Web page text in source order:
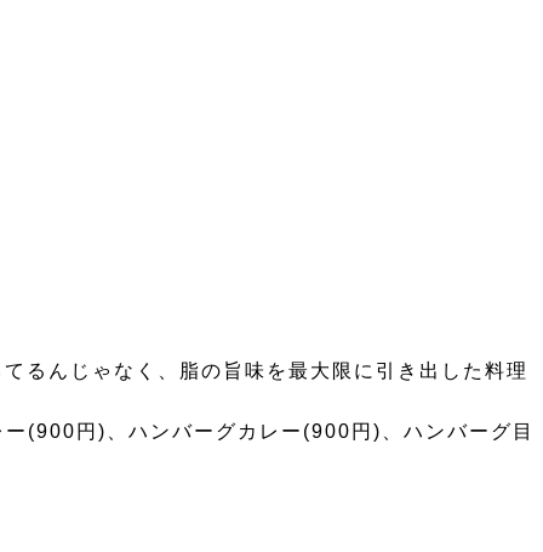
るんじゃなく、脂の旨味を最大限に引き出した料理
(900円)、ハンバーグカレー(900円)、ハンバーグ目